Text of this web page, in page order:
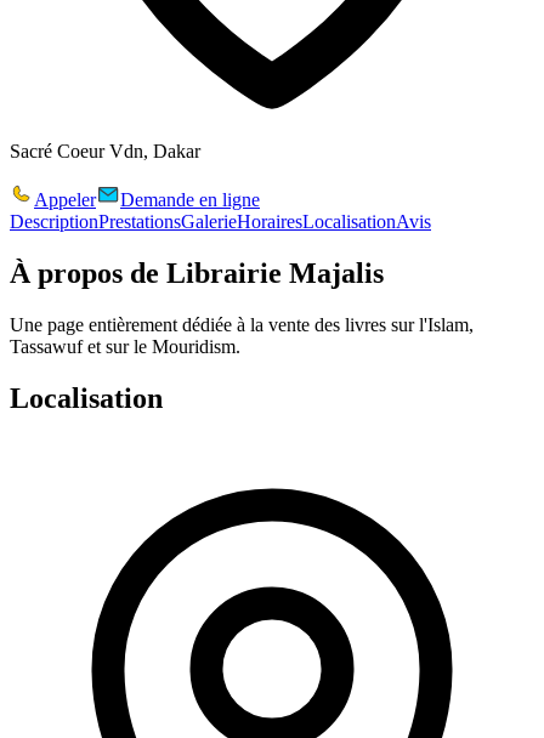
Sacré Coeur Vdn, Dakar
Appeler
Demande en ligne
DescriptionPrestationsGalerieHorairesLocalisationAvis
À propos de Librairie Majalis
Une page entièrement dédiée à la vente des livres sur l'Islam,
Tassawuf et sur le Mouridism.
Localisation